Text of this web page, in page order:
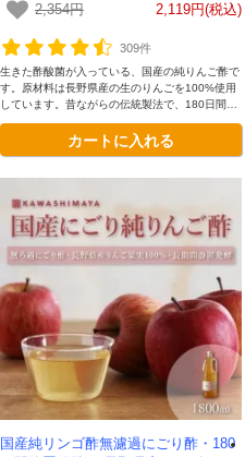
2,354円
2,119円(税込)
309件
生きた酢酸菌が入っている、国産の純りんご酢で
す。原材料は長野県産の生のりんごを100%使用
しています。昔ながらの伝統製法で、180日間静
が生きており、飲みやすいのが特徴です
カートに入れる
国産純リンゴ酢無濾過にごり酢・180